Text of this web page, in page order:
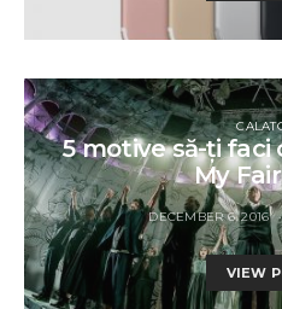
5 motive să-ți
My
DECEMBER 6, 2016
VIEW